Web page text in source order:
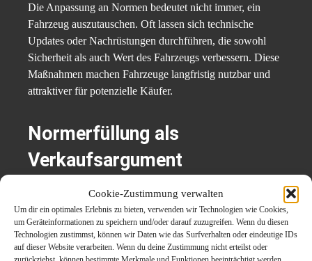
Cookie-Zustimmung verwalten
Um dir ein optimales Erlebnis zu bieten, verwenden wir Technologien wie Cookies,
um Geräteinformationen zu speichern und/oder darauf zuzugreifen. Wenn du diesen
Technologien zustimmst, können wir Daten wie das Surfverhalten oder eindeutige IDs
auf dieser Website verarbeiten. Wenn du deine Zustimmung nicht erteilst oder
Die Anpassung an Normen bedeutet nicht immer, ein
Fahrzeug auszutauschen. Oft lassen sich technische
Updates oder Nachrüstungen durchführen, die sowohl
Sicherheit als auch Wert des Fahrzeugs verbessern. Diese
Maßnahmen machen Fahrzeuge langfristig nutzbar und
attraktiver für potenzielle Käufer.
Normerfüllung als
Verkaufsargument
Ist ein Fahrzeug konform mit aktuellen Normen, kann dies
ein starkes Verkaufsargument sein. Käufer schätzen klare
Aussagen zu Sicherheits- und Umweltstandards, da sie
Unsicherheiten reduzieren.